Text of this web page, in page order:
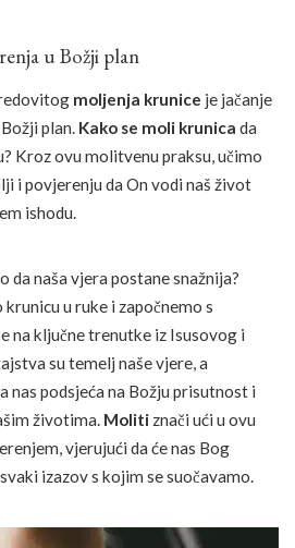
u Božji plan
moljenja krunice je jačanje
plan. Kako se moli krunica da
Kroz ovu molitvenu praksu, učimo
i povjerenju da On vodi naš život
ishodu.
da naša vjera postane snažnija?
u ruke i započnemo s
na ključne trenutke iz Isusovog i
su temelj naše vjere, a
podsjeća na Božju prisutnost i
životima. Moliti znači ući u ovu
vjerujući da će nas Bog
izazov s kojim se suočavamo.